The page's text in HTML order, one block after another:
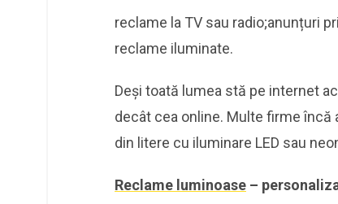
reclame la TV sau radio;anunțuri
reclame iluminate.
Deși toată lumea stă pe internet
decât cea online. Multe firme încă
din litere cu iluminare LED sau
Reclame luminoase –